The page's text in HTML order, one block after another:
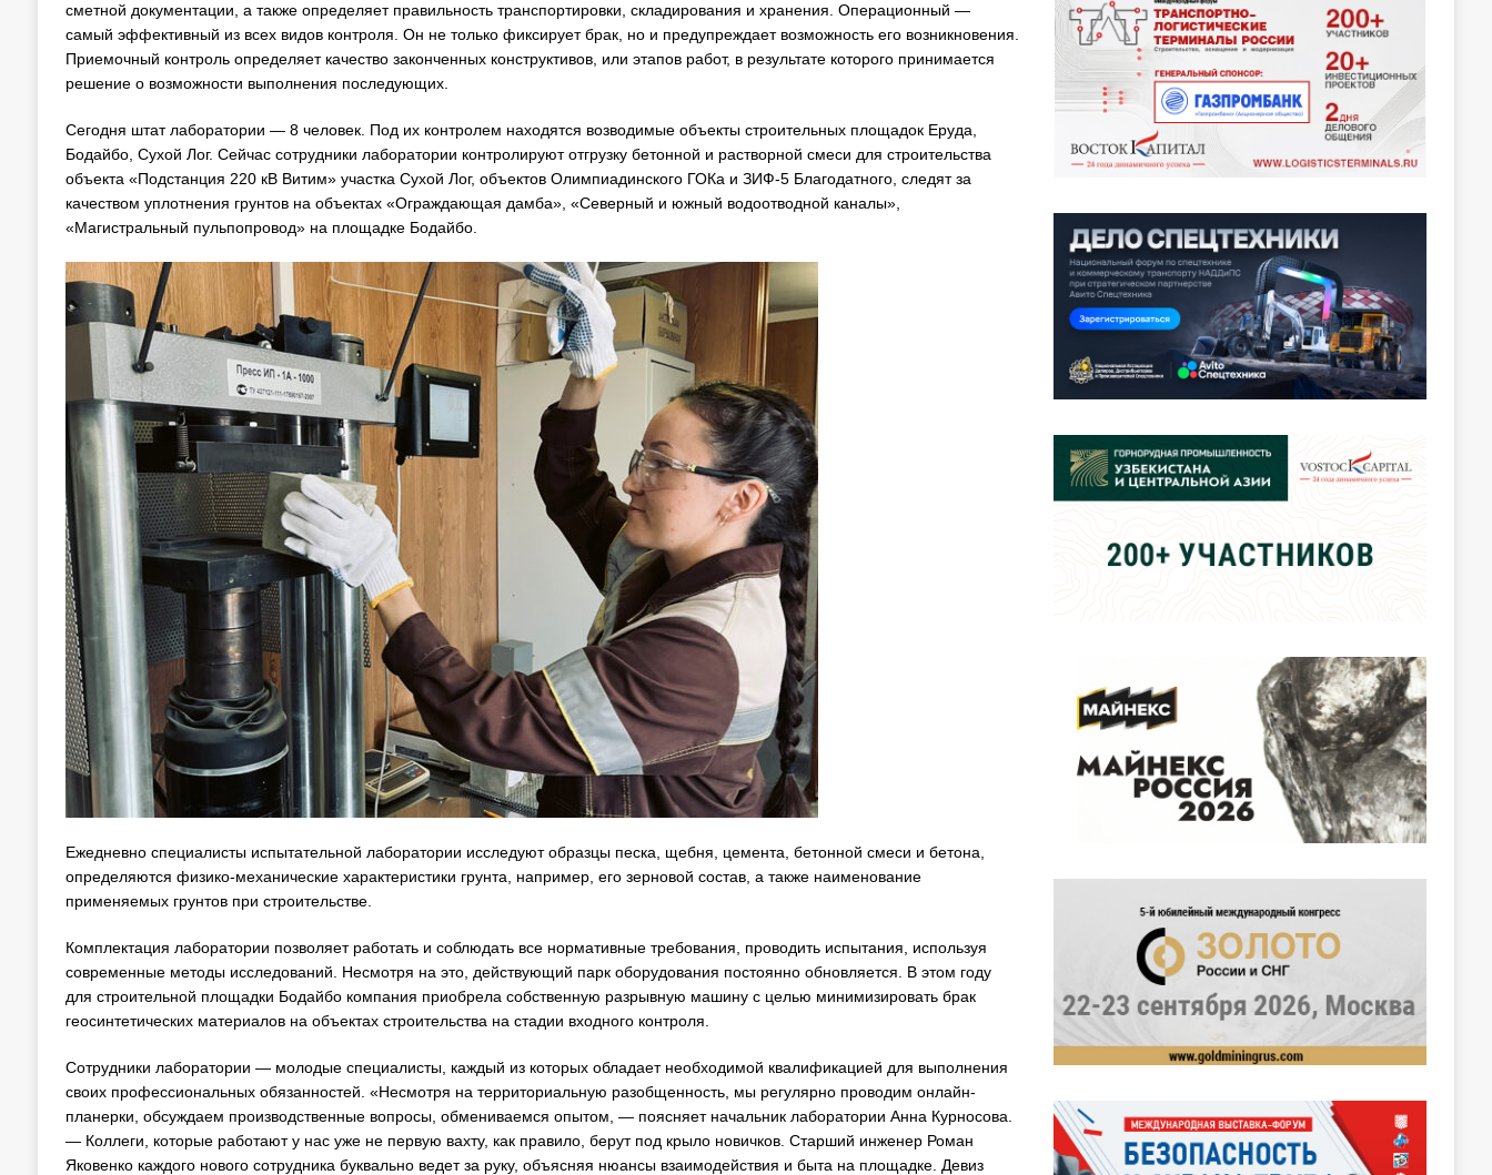
сметной документации, а также определяет правильность транспортировки, складирования и хранения. Операционный —
самый эффективный из всех видов контроля. Он не только фиксирует брак, но и предупреждает возможность его возникновения.
Приемочный контроль определяет качество законченных конструктивов, или этапов работ, в результате которого принимается
решение о возможности выполнения последующих.
Сегодня штат лаборатории — 8 человек. Под их контролем находятся возводимые объекты строительных площадок Еруда,
Бодайбо, Сухой Лог. Сейчас сотрудники лаборатории контролируют отгрузку бетонной и растворной смеси для строительства
объекта «Подстанция 220 кВ Витим» участка Сухой Лог, объектов Олимпиадинского ГОКа и ЗИФ-5 Благодатного, следят за
качеством уплотнения грунтов на объектах «Ограждающая дамба», «Северный и южный водоотводной каналы»,
«Магистральный пульпопровод» на площадке Бодайбо.
Ежедневно специалисты испытательной лаборатории исследуют образцы песка, щебня, цемента, бетонной смеси и бетона,
определяются физико-механические характеристики грунта, например, его зерновой состав, а также наименование
применяемых грунтов при строительстве.
Комплектация лаборатории позволяет работать и соблюдать все нормативные требования, проводить испытания, используя
современные методы исследований. Несмотря на это, действующий парк оборудования постоянно обновляется. В этом году
для строительной площадки Бодайбо компания приобрела собственную разрывную машину с целью минимизировать брак
геосинтетических материалов на объектах строительства на стадии входного контроля.
Сотрудники лаборатории — молодые специалисты, каждый из которых обладает необходимой квалификацией для выполнения
своих профессиональных обязанностей. «Несмотря на территориальную разобщенность, мы регулярно проводим онлайн-
планерки, обсуждаем производственные вопросы, обмениваемся опытом, — поясняет начальник лаборатории Анна Курносова.
— Коллеги, которые работают у нас уже не первую вахту, как правило, берут под крыло новичков. Старший инженер Роман
Яковенко каждого нового сотрудника буквально ведет за руку, объясняя нюансы взаимодействия и быта на площадке. Девиз